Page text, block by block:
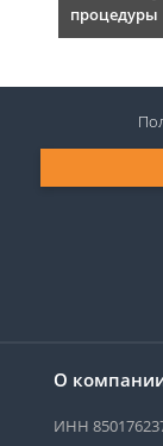
процедуры
О
ИНН